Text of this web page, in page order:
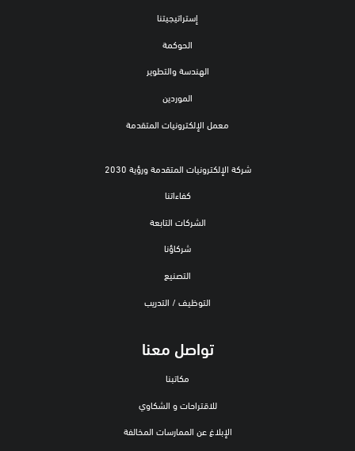
إستراتيجيتنا
الحوكمة
الهندسة والتطوير
الموردين
معمل الإلكترونيات المتقدمة
شركة الإلكترونيات المتقدمة ورؤية 2030
كفاءاتنا
الشركات التابعة
شركاؤنا
التصنيع
التوظيف / التدريب
تواصل معنا
مكاتبنا
للاقتراحات و الشكاوي
الإبلاغ عن الممارسات المخالفة